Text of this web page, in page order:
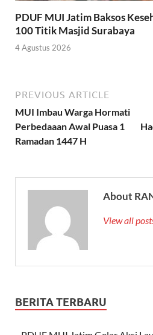
PDUF MUI Jatim Baksos
100 Titik Masjid Surabaya
4 Agustus 2026
PREVIOUS ARTICLE
MUI Imbau Warga Hormati
Perbedaaan Awal Puasa 1
Ramadan 1447 H
About
View all
BERITA TERBARU